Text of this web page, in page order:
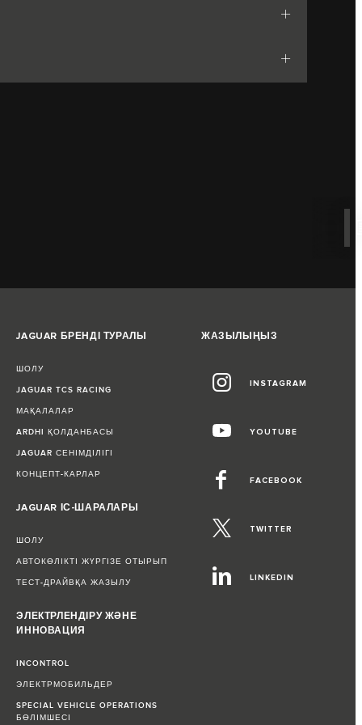
JAGUAR БРЕНДІ ТУРАЛЫ
ШОЛУ
JAGUAR TCS RACING
МАҚАЛАЛАР
ARDHI ҚОЛДАНБАСЫ
JAGUAR СЕНІМДІЛІГІ
КОНЦЕПТ-КАРЛАР
JAGUAR ІС-ШАРАЛАРЫ
ШОЛУ
АВТОКӨЛІКТІ ЖҮРГІЗЕ ОТЫРЫП
ТЕСТ-ДРАЙВҚА ЖАЗЫЛУ
ЭЛЕКТРЛЕНДІРУ ЖӘНЕ
ИННОВАЦИЯ
INCONTROL
ЭЛЕКТРМОБИЛЬДЕР
SPECIAL VEHICLE OPERATIONS
БӨЛІМШЕСІ
ЖАЗЫЛЫҢЫЗ
INSTAGRAM
YOUTUBE
FACEBOOK
TWITTER
LINKEDIN